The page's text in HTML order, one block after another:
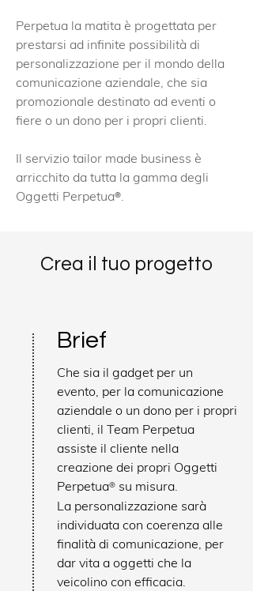
Perpetua la matita è progettata per
prestarsi ad infinite possibilità di
personalizzazione per il mondo della
comunicazione aziendale, che sia
promozionale destinato ad eventi o
fiere o un dono per i propri clienti.
Il servizio tailor made business è
arricchito da tutta la gamma degli
Oggetti Perpetua®.
Crea il tuo progetto
Brief
Che sia il gadget per un
evento, per la comunicazione
aziendale o un dono per i propri
clienti, il Team Perpetua
assiste il cliente nella
creazione dei propri Oggetti
Perpetua® su misura.
La personalizzazione sarà
individuata con coerenza alle
finalità di comunicazione, per
dar vita a oggetti che la
veicolino con efficacia.